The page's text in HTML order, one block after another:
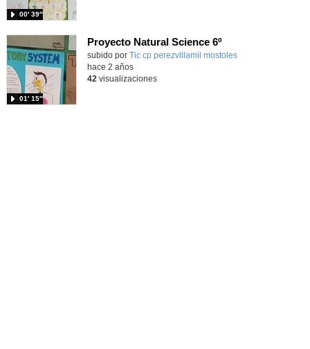
00′ 39″
Proyecto Natural Science 6º
Contenido educativo.
subido por Tic cp perezvillamil mostoles
01′ 15″
-
hace 2 años
42 visualizaciones